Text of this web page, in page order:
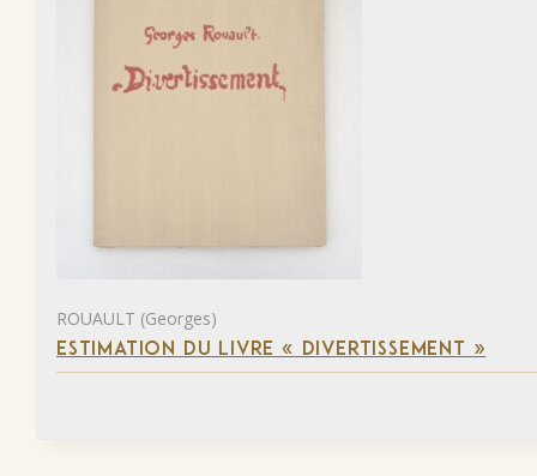
ROUAULT (Georges)
ESTIMATION DU LIVRE « DIVERTISSEMENT »